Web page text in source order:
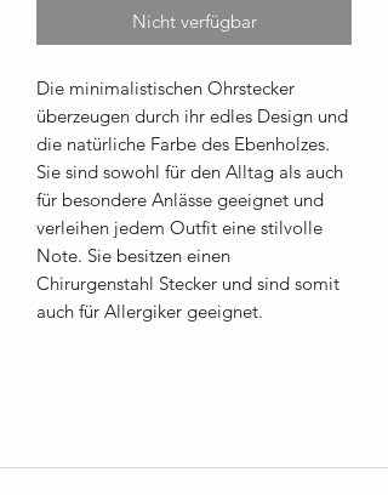
Nicht verfügbar
Die minimalistischen Ohrstecker
überzeugen durch ihr edles Design und
die natürliche Farbe des Ebenholzes.
Sie sind sowohl für den Alltag als auch
für besondere Anlässe geeignet und
verleihen jedem Outfit eine stilvolle
Note. Sie besitzen einen
Chirurgenstahl Stecker und sind somit
auch für Allergiker geeignet.